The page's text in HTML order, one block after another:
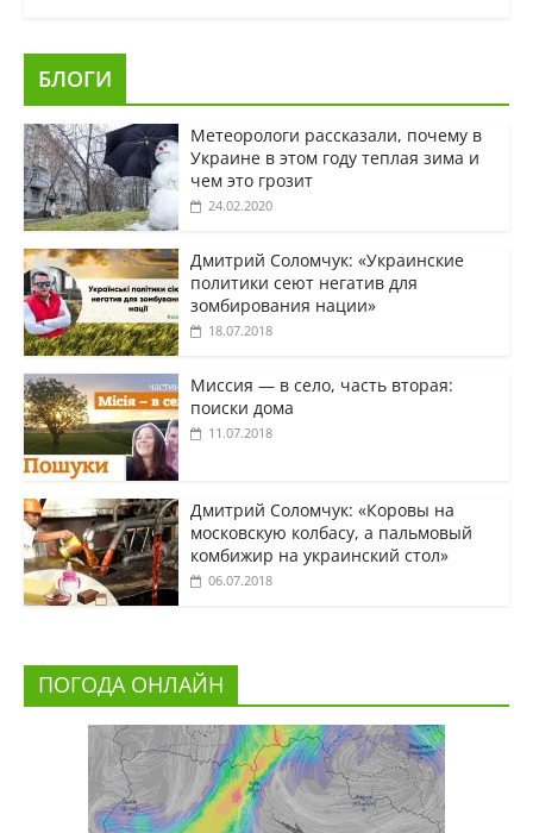
БЛОГИ
Метеорологи рассказали, почему в
Украине в этом году теплая зима и
чем это грозит
24.02.2020
Дмитрий Соломчук: «Украинские
политики сеют негатив для
зомбирования нации»
18.07.2018
Миссия — в село, часть вторая:
поиски дома
11.07.2018
Дмитрий Соломчук: «Коровы на
московскую колбасу, а пальмовый
комбижир на украинский стол»
06.07.2018
ПОГОДА ОНЛАЙН